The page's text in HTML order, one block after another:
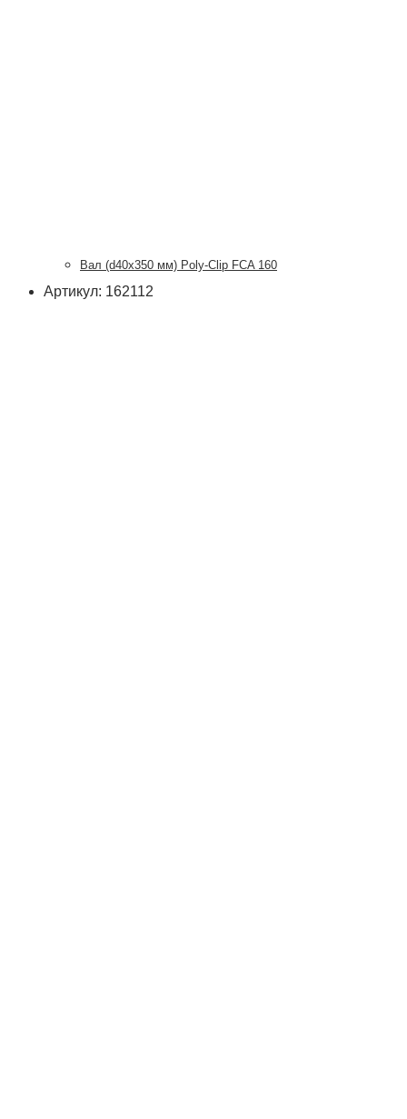
Вал (d40x350 мм) Poly-Clip FCA 160
Артикул: 162112